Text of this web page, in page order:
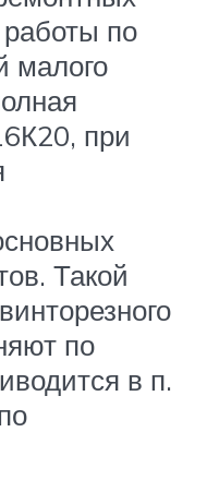
по
малого
при
Такой
по
в п.